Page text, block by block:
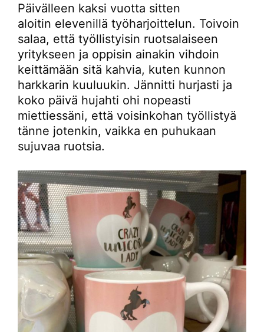
Päivälleen kaksi vuotta sitten
aloitin elevenillä työharjoittelun. Toivoin
salaa, että työllistyisin ruotsalaiseen
yritykseen ja oppisin ainakin vihdoin
keittämään sitä kahvia, kuten kunnon
harkkarin kuuluukin. Jännitti hurjasti ja
koko päivä hujahti ohi nopeasti
miettiessäni, että voisinkohan työllistyä
tänne jotenkin, vaikka en puhukaan
sujuvaa ruotsia.